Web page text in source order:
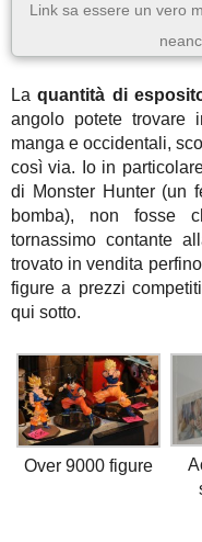
Link sa essere un vero
Laquantità di
angolo potete trovare
manga e occidentali,
così via. Io in
di Monster Hunter (un
bomba), non fosse
tornassimo contante
trovato in vendita
figure a prezzi
qui sotto.
Over 9000 figure